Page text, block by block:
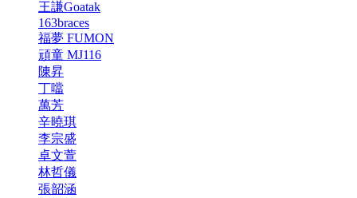
王謙Goatak
163braces
福夢 FUMON
頑童 MJ116
陳昇
丁噹
萬芳
辛曉琪
李宗盛
卓文萱
林哲儀
張韶涵